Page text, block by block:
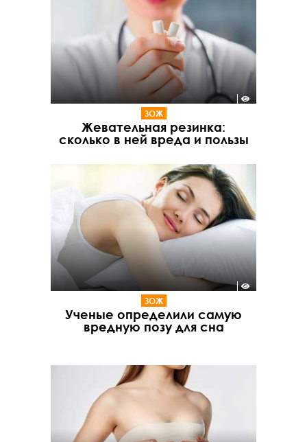
ЗОЖ
Жевательная резинка:
сколько в ней вреда и пользы
ЗОЖ
Ученые определили самую
вредную позу для сна